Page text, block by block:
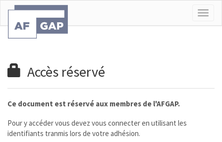
Accès réservé
Ce document est réservé aux membres de l'AFGAP.
Pour y accéder vous devez vous connecter en utilisant les
identifiants tranmis lors de votre adhésion.